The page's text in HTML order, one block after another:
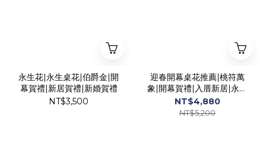
永生花|永生桌花|伯爵金|開
幕賀禮|新居賀禮|新婚賀禮
NT$3,500
迎春開幕桌花推薦|桃符萬
象|開幕賀禮|入厝新居|永生
花盆花|過年桌花
NT$4,880
NT$5,200